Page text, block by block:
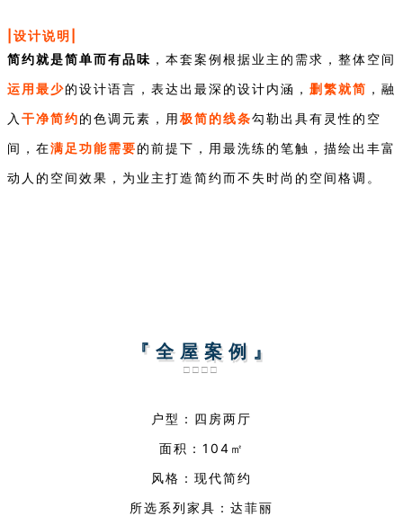
|设计说明|
简约就是简单而有品味 ，本套案例根据业主的需求，整体空间
运用最少的设计语言，表达出最深的设计内涵， 删繁就简 ，融
入 干净简约 的色调元素，用 极简的线条勾勒出具有灵性的空
间，在满足功能需要 的前提下，用最洗练的笔触，描绘出丰富
动人的空间效果，为业主打造简约而不失时尚的空间格调。
『 全 屋 案 例 』
□□□□
户型：四房两厅
面积：104㎡
风格：现代简约
所选系列家具：达菲丽